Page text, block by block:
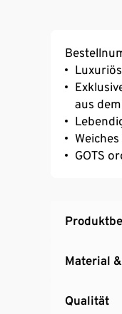
aus
GOTS
Material
Qualität